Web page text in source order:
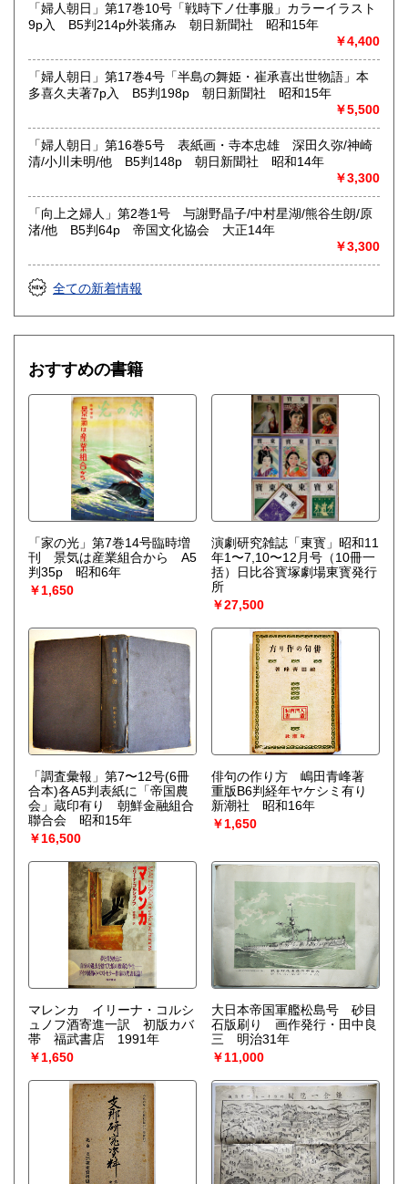
「婦人朝日」第17巻10号「戦時下ノ仕事服」カラーイラスト
9p入 B5判214p外装痛み 朝日新聞社 昭和15年
￥4,400
「婦人朝日」第17巻4号「半島の舞姫・崔承喜出世物語」本
多喜久夫著7p入 B5判198p 朝日新聞社 昭和15年
￥5,500
「婦人朝日」第16巻5号 表紙画・寺本忠雄 深田久弥/神崎
清/小川未明/他 B5判148p 朝日新聞社 昭和14年
￥3,300
「向上之婦人」第2巻1号 与謝野晶子/中村星湖/熊谷生朗/原
渚/他 B5判64p 帝国文化協会 大正14年
￥3,300
全ての新着情報
おすすめの書籍
「家の光」第7巻14号臨時増
刊 景気は産業組合から A5
判35p 昭和6年
￥1,650
演劇研究雑誌「東寳」昭和11
年1〜7,10〜12月号（10冊一
括）日比谷寳塚劇場東寳発行
所
￥27,500
「調査彙報」第7〜12号(6冊
合本)各A5判表紙に「帝国農
会」蔵印有り 朝鮮金融組合
聯合会 昭和15年
￥16,500
俳句の作り方 嶋田青峰著
重版B6判経年ヤケシミ有り
新潮社 昭和16年
￥1,650
マレンカ イリーナ・コルシ
ュノフ酒寄進一訳 初版カバ
帯 福武書店 1991年
￥1,650
大日本帝国軍艦松島号 砂目
石版刷り 画作発行・田中良
三 明治31年
￥11,000